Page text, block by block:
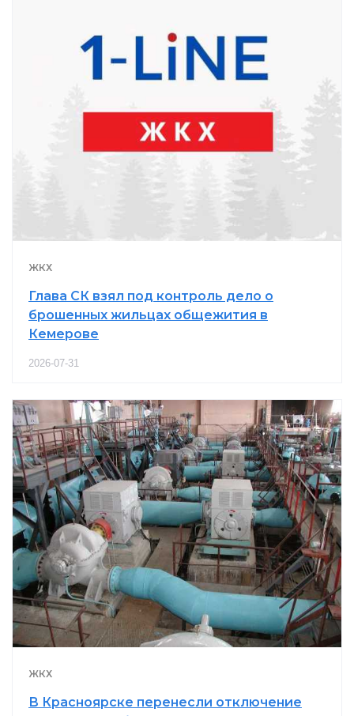
ЖКХ
Глава СК взял под контроль дело о
брошенных жильцах общежития в
Кемерове
2026-07-31
ЖКХ
В Красноярске перенесли отключение